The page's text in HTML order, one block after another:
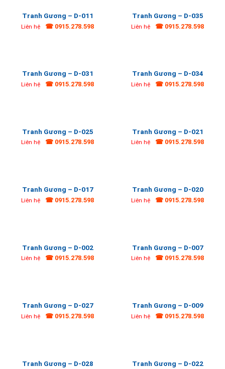
Tranh Gương – D-011
Liên hệ ☎ 0915.278.598
Tranh Gương – D-035
Liên hệ ☎ 0915.278.598
Tranh Gương – D-031
Liên hệ ☎ 0915.278.598
Tranh Gương – D-034
Liên hệ ☎ 0915.278.598
Tranh Gương – D-025
Liên hệ ☎ 0915.278.598
Tranh Gương – D-021
Liên hệ ☎ 0915.278.598
Tranh Gương – D-017
Liên hệ ☎ 0915.278.598
Tranh Gương – D-020
Liên hệ ☎ 0915.278.598
Tranh Gương – D-002
Liên hệ ☎ 0915.278.598
Tranh Gương – D-007
Liên hệ ☎ 0915.278.598
Tranh Gương – D-027
Liên hệ ☎ 0915.278.598
Tranh Gương – D-009
Liên hệ ☎ 0915.278.598
Tranh Gương – D-028 Tranh Gương – D-022